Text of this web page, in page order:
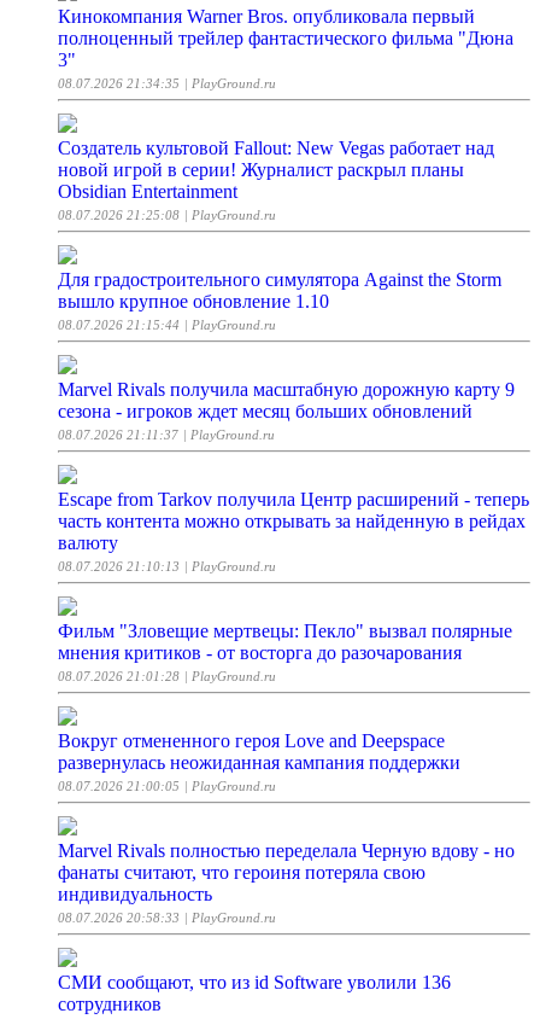
Кинокомпания Warner Bros. опубликовала первый
полноценный трейлер фантастического фильма "Дюна
3"
08.07.2026 21:34:35 | PlayGround.ru
Создатель культовой Fallout: New Vegas работает над
новой игрой в серии! Журналист раскрыл планы
Obsidian Entertainment
08.07.2026 21:25:08 | PlayGround.ru
Для градостроительного симулятора Against the Storm
вышло крупное обновление 1.10
08.07.2026 21:15:44 | PlayGround.ru
Marvel Rivals получила масштабную дорожную карту 9
сезона - игроков ждет месяц больших обновлений
08.07.2026 21:11:37 | PlayGround.ru
Escape from Tarkov получила Центр расширений - теперь
часть контента можно открывать за найденную в рейдах
валюту
08.07.2026 21:10:13 | PlayGround.ru
Фильм "Зловещие мертвецы: Пекло" вызвал полярные
мнения критиков - от восторга до разочарования
08.07.2026 21:01:28 | PlayGround.ru
Вокруг отмененного героя Love and Deepspace
развернулась неожиданная кампания поддержки
08.07.2026 21:00:05 | PlayGround.ru
Marvel Rivals полностью переделала Черную вдову - но
фанаты считают, что героиня потеряла свою
индивидуальность
08.07.2026 20:58:33 | PlayGround.ru
СМИ сообщают, что из id Software уволили 136
сотрудников